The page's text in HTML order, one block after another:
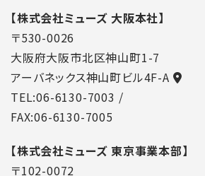
【株式会社ミューズ 大阪本社】
〒530-0026
大阪府大阪市北区神山町1-7
アーバネックス神山町ビル4F-A
TEL:06-6130-7003 /
FAX:06-6130-7005
【株式会社ミューズ 東京事業本部】
〒102-0072